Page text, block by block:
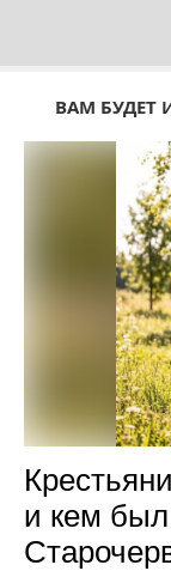
ВАМ БУДЕТ
и кем был